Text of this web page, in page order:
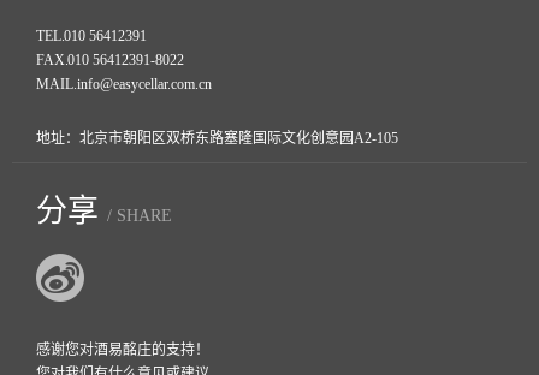
TEL.010 56412391
FAX.010 56412391-8022
MAIL.info@easycellar.com.cn
地址：北京市朝阳区双桥东路塞隆国际文化创意园A2-105
分享 / SHARE
感谢您对酒易酩庄的支持！